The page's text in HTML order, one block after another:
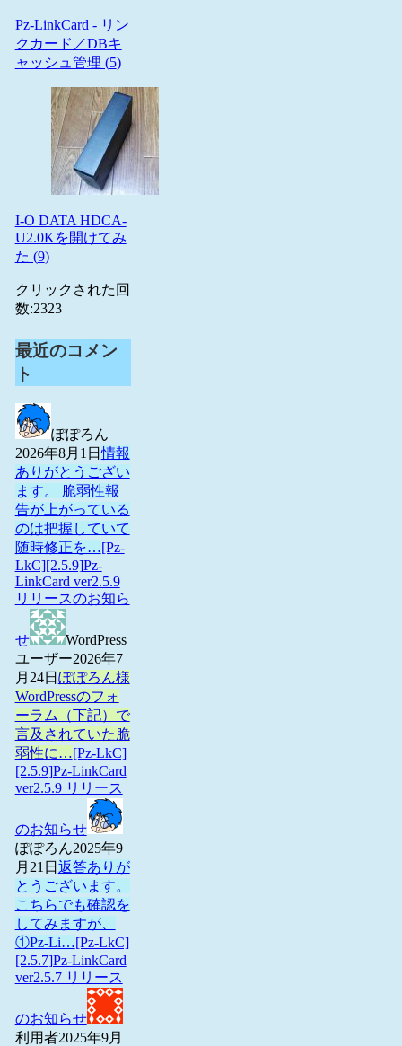
Pz-LinkCard - リン
クカード／DBキ
ャッシュ管理 (5)
I-O DATA HDCA-
U2.0Kを開けてみ
た (9)
クリックされた回
数:2323
最近のコメン
ト
ぽぽろん
2026年8月1日情報
ありがとうござい
ます。 脆弱性報
告が上がっている
のは把握していて
随時修正を…[Pz-
LkC][2.5.9]Pz-
LinkCard ver2.5.9
リリースのお知ら
せ
WordPress
ユーザー2026年7
月24日 ぽぽろん様
WordPressのフォ
ーラム（下記）で
言及されていた脆
弱性に…[Pz-LkC]
[2.5.9]Pz-LinkCard
ver2.5.9 リリース
のお知らせ
ぽぽろん2025年9
月21日 返答ありが
とうございます。
こちらでも確認を
してみますが、
①Pz-Li…[Pz-LkC]
[2.5.7]Pz-LinkCard
ver2.5.7 リリース
のお知らせ
利用者2025年9月